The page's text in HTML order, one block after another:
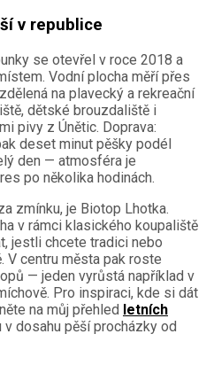
v republice
se otevřel v roce 2018 a
Vodní plocha měří přes
na plavecký a rekreační
dětské brouzdaliště i
pivy z Únětic. Doprava:
deset minut pěšky podél
den — atmosféra je
po několika hodinách.
zmínku, je Biotop Lhotka.
v rámci klasického koupaliště
jestli chcete tradici nebo
V centru města pak roste
— jeden vyrůstá například v
Pro inspiraci, kde si dát
na můj přehled letních
dosahu pěší procházky od